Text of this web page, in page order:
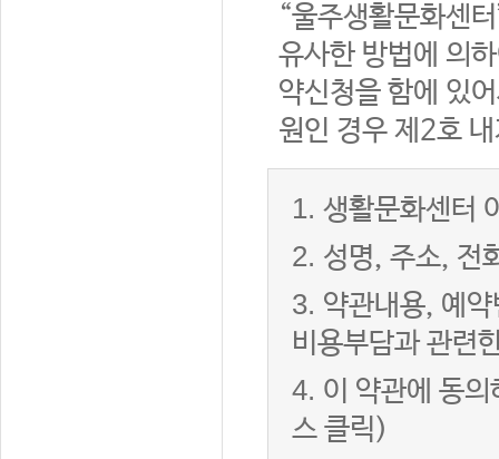
“울주생활문화센
유사한 방법에 의
약신청을 함에 있
원인 경우 제2호
1. 생활문화센터
2. 성명, 주소, 전
3. 약관내용, 예
비용부담과 관련
4. 이 약관에 동
스 클릭)